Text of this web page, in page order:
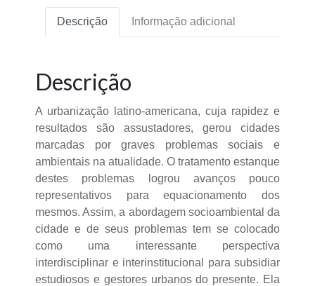
Descrição Informação adicional
Descrição
A urbanização latino-americana, cuja rapidez e
resultados são assustadores, gerou cidades
marcadas por graves problemas sociais e
ambientais na atualidade. O tratamento estanque
destes problemas logrou avanços pouco
representativos para equacionamento dos
mesmos. Assim, a abordagem socioambiental da
cidade e de seus problemas tem se colocado
como uma interessante perspectiva
interdisciplinar e interinstitucional para subsidiar
estudiosos e gestores urbanos do presente. Ela